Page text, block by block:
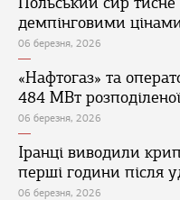
демпінговими
06 березня, 2026
«Нафтогаз» та
484 МВт
06 березня, 2026
Іранці виводили
перші години після
06 березня, 2026